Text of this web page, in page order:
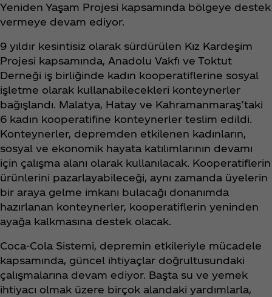
Yeniden Yaşam Projesi kapsamında bölgeye destek
vermeye devam ediyor.
9 yıldır kesintisiz olarak sürdürülen Kız Kardeşim
Projesi kapsamında, Anadolu Vakfı ve Toktut
Derneği iş birliğinde kadın kooperatiflerine sosyal
işletme olarak kullanabilecekleri konteynerler
bağışlandı. Malatya, Hatay ve Kahramanmaraş’taki
6 kadın kooperatifine konteynerler teslim edildi.
Konteynerler, depremden etkilenen kadınların,
sosyal ve ekonomik hayata katılımlarının devamı
için çalışma alanı olarak kullanılacak. Kooperatiflerin
ürünlerini pazarlayabileceği, aynı zamanda üyelerin
bir araya gelme imkanı bulacağı donanımda
hazırlanan konteynerler, kooperatiflerin yeninden
ayağa kalkmasına destek olacak.
Coca‑Cola Sistemi, depremin etkileriyle mücadele
kapsamında, güncel ihtiyaçlar doğrultusundaki
çalışmalarına devam ediyor. Başta su ve yemek
ihtiyacı olmak üzere birçok alandaki yardımlarla,